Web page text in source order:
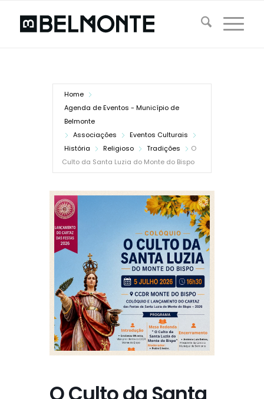
Home
Agenda de Eventos - Município de
Belmonte
Associações
Eventos Culturais
História
Religioso Tradições
O
Culto da Santa Luzia do Monte do Bispo